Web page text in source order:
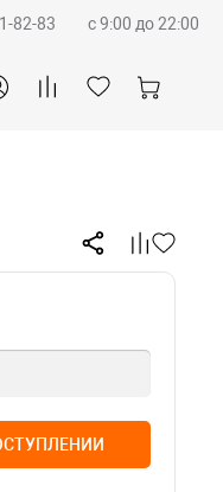
82-83 c 9:00 до 22:00